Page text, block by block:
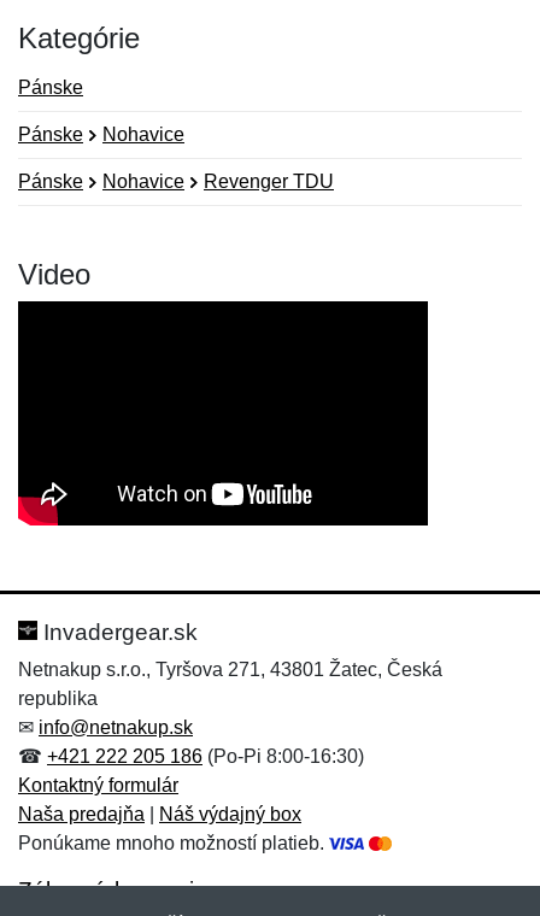
Kategórie
Pánske
Pánske Nohavice
Pánske Nohavice Revenger TDU
Video
Hodnotenie:
Meno:*
E-mail:
Meno:
E-mail:*
Správa*
Invadergear.sk
Netnakup s.r.o., Tyršova 271, 43801 Žatec, Česká
republika
✉ info@netnakup.sk
☎ +421 222 205 186 (Po-Pi 8:00-16:30)
Kontaktný formulár
Naša predajňa
Náš výdajný box
Ponúkame mnoho možností platieb.
Zákaznícky servis